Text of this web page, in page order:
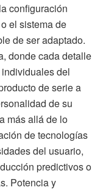
configuración
el sistema de
de ser adaptado.
donde cada detalle
del
de serie a
de su
más allá de lo
de tecnologías
del usuario,
predictivos o
Potencia y